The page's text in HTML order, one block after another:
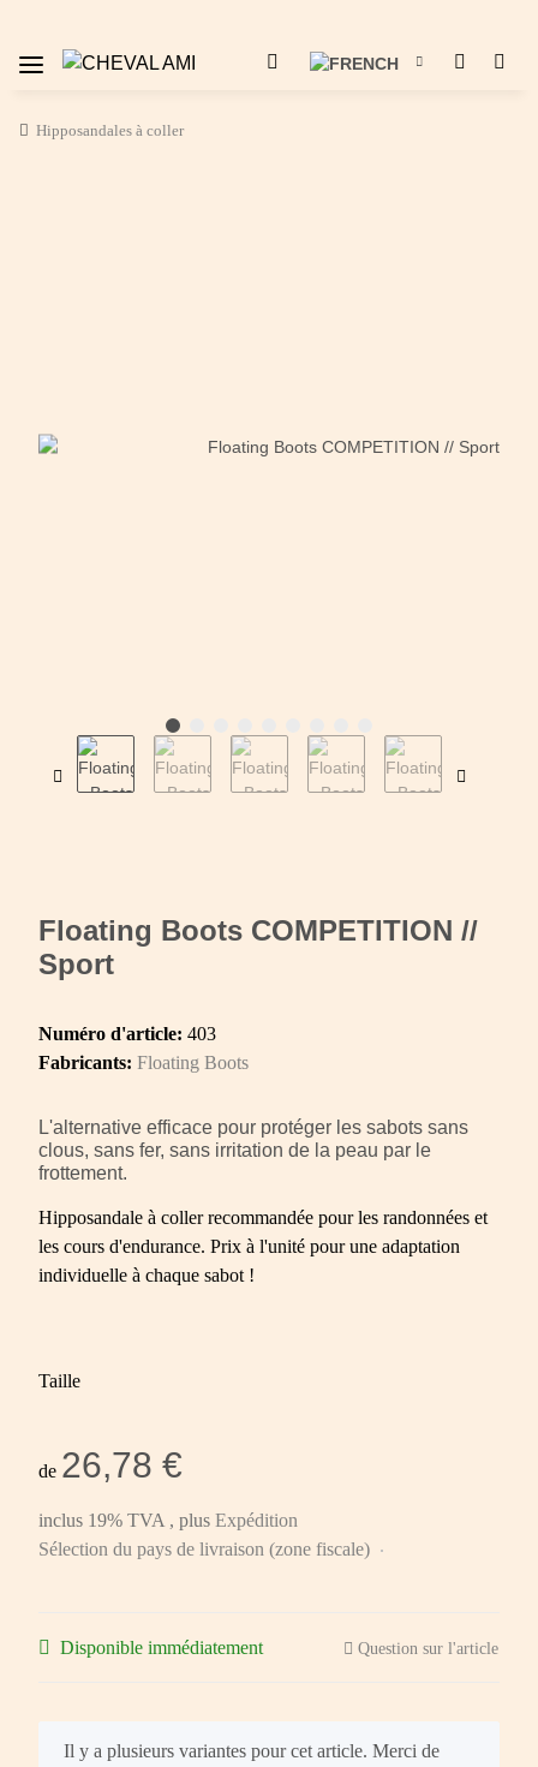
Hipposandales à coller
Floating Boots COMPETITION //
Sport
Numéro d'article: 403
Fabricants: Floating Boots
L'alternative efficace pour protéger les sabots sans
clous, sans fer, sans irritation de la peau par le
frottement.
Hipposandale à coller recommandée pour les randonnées et
les cours d'endurance. Prix à l'unité pour une adaptation
individuelle à chaque sabot !
Taille
de 26,78 €
inclus 19% TVA , plus Expédition
Sélection du pays de livraison (zone fiscale)
Disponible immédiatement Question sur l'article
x
Il y a plusieurs variantes pour cet article. Merci de